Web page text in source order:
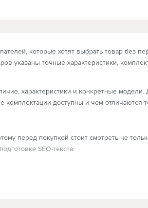
которые хотят выбрать товар без
указаны точные характеристики,
характеристики и конкретные
комплектации доступны и чем отличаются
перед покупкой стоит смотреть не
SEO-текста:
цвет, диагональ, подключение, цену